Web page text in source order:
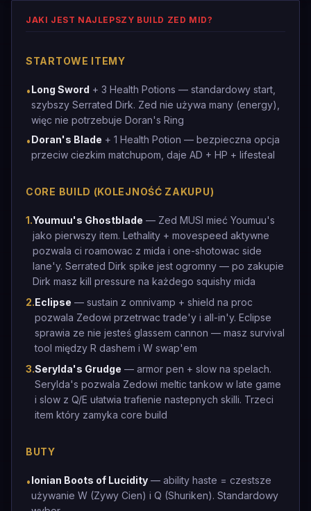
JAKI JEST NAJLEPSZY BUILD ZED MID?
STARTOWE ITEMY
•Long Sword + 3 Health Potions — standardowy start,
szybszy Serrated Dirk. Zed nie używa many (energy),
więc nie potrzebuje Doran's Ring
•Doran's Blade + 1 Health Potion — bezpieczna opcja
przeciw ciezkim matchupom, daje AD + HP + lifesteal
CORE BUILD (KOLEJNOŚĆ ZAKUPU)
1.Youmuu's Ghostblade — Zed MUSI mieć Youmuu's
jako pierwszy item. Lethality + movespeed aktywne
pozwala ci roamowac z mida i one-shotowac side
lane'y. Serrated Dirk spike jest ogromny — po zakupie
Dirk masz kill pressure na każdego squishy mida
2.Eclipse — sustain z omnivamp + shield na proc
pozwala Zedowi przetrwac trade'y i all-in'y. Eclipse
sprawia ze nie jesteś glassem cannon — masz survival
tool między R dashem i W swap'em
3.Serylda's Grudge — armor pen + slow na spelach.
Serylda's pozwala Zedowi meltic tankow w late game
i slow z Q/E ułatwia trafienie nastepnych skilli. Trzeci
item który zamyka core build
BUTY
•Ionian Boots of Lucidity — ability haste = czestsze
używanie W (Zywy Cien) i Q (Shuriken). Standardowy